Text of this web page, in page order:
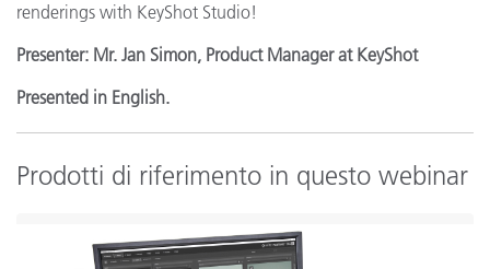
renderings with KeyShot Studio!
Presenter: Mr. Jan Simon, Product Manager at KeyShot
Presented in English.
Prodotti di riferimento in questo webinar